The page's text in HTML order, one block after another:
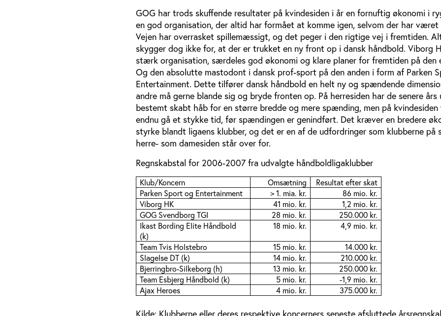
GOG har trods skuffende resultater på kvindesiden i år en fornuftig økonomi i
en god organisation, der altid har formået at komme igen, selvom der har været
Vejen har overrasket spillemæssigt, og det peger i den rigtige vej i fremtiden.
skygger dog ikke for, at der er trukket en ny front op i dansk håndbold. Viborg
stærk organisation, særdeles god økonomi og klare planer for fremtiden på den
Og den absolutte mastodont i dansk prof-sport på den anden i form af Parken
Entertainment. Dette tilfører dansk håndbold en helt ny og spændende
andre må gerne blande sig og bryde fronten op. På herresiden har de senere års
bestemt skabt håb for en større bredde og mere spænding, men på kvindesiden
endnu gå et stykke tid, før spændingen er genindført. Det kræver en bredere
styrke blandt ligaens klubber, og det er en af de udfordringer som klubberne på
herre- som damesiden står over for.
Regnskabstal for 2006-2007 fra udvalgte håndboldligaklubber
Klub/Koncern Omsætning
Resultat efter skat
Parken Sport og Entertainment
> 1. mia. kr.
86 mio. kr.
Viborg HK
41 mio. kr.
1,2 mio. kr.
GOG Svendborg TGI
28 mio. kr.
250.000 kr.
Ikast Bording Elite Håndbold
(k)
18 mio. kr. 4,9 mio. kr.
Team Tvis Holstebro 15 mio. kr.
14.000 kr.
Slagelse DT (k)
14 mio. kr.
210.000 kr.
Bjerringbro-Silkeborg (h)
13 mio. kr.
250.000 kr.
Team Esbjerg Håndbold (k)
5 mio. kr.
-1,9 mio. kr.
Ajax Heroes
4 mio. kr. 375.000 kr.
Kilde: Klubberne eller deres respektive koncerners seneste afsluttede